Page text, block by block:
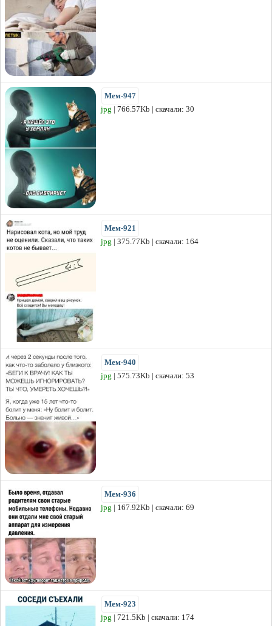
Мем-947
jpg | 766.57Kb | скачали: 30
Мем-921
jpg | 375.77Kb | скачали: 164
Мем-940
jpg | 575.73Kb | скачали: 53
Мем-936
jpg | 167.92Kb | скачали: 69
Мем-923
jpg | 721.5Kb | скачали: 174